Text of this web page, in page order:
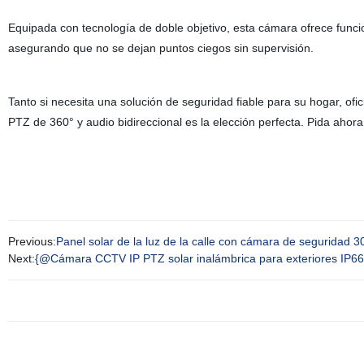
Equipada con tecnología de doble objetivo, esta cámara ofrece
asegurando que no se dejan puntos ciegos sin supervisión.
Tanto si necesita una solución de seguridad fiable para su hogar,
PTZ de 360° y audio bidireccional es la elección perfecta. Pida
Previous:Panel solar de la luz de la calle con cámara de seguridad
Next:{@Cámara CCTV IP PTZ solar inalámbrica para exteriores